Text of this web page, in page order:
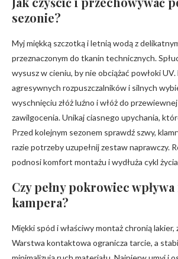
sezonie?
Myj miękką szczotką i letnią wodą z
przeznaczonym do tkanin technicznych.
wysusz w cieniu, by nie obciążać powłoki
agresywnych rozpuszczalników i silnych
wyschnięciu złóż luźno i włóż do
zawilgocenia. Unikaj ciasnego upychania,
Przed kolejnym sezonem sprawdź szwy,
razie potrzeby uzupełnij zestaw naprawczy.
podnosi komfort montażu i wydłuża cykl
Czy pełny pokrowiec
kampera?
Miękki spód i właściwy montaż chronią lakier,
Warstwa kontaktowa ogranicza tarcie, a